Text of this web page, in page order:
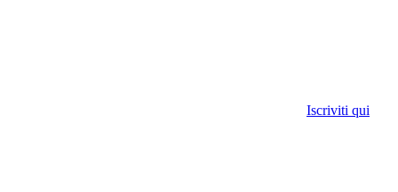
Iscriviti qui